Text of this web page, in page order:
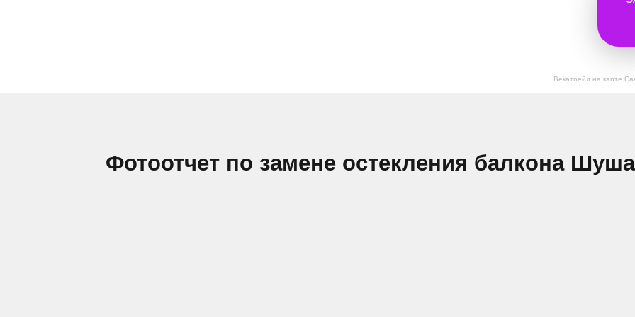
Векатрейд на карте
Фотоотчет по замене остекления балкона